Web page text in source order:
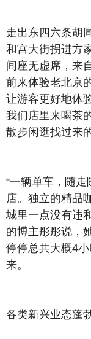
走出东四六条胡
和宫大街拐进方
间座无虚席，来
前来体验老北京
让游客更好地体
我们店里来喝茶
散步闲逛找过来
“一辆单车，随
店。独立的精品
城里一点没有违
的博主彤彤说，
停停总共大概4
来。
各类新兴业态蓬